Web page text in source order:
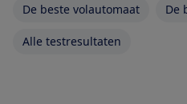
De beste volautomaat De
Alle testresultaten